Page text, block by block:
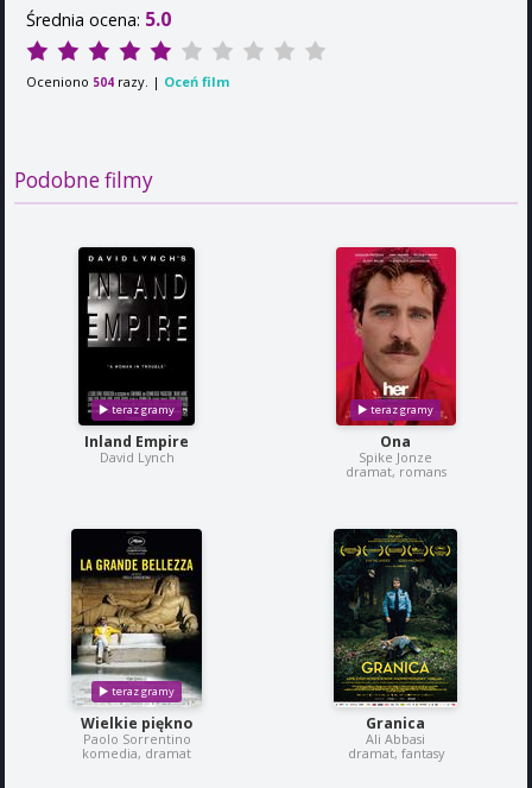
Średnia ocena: 5.0
Oceniono 504 razy. | Oceń film
Podobne filmy
Inland Empire
David Lynch
Ona
Spike Jonze
dramat, romans
Wielkie piękno
Paolo Sorrentino
komedia, dramat
Granica
Ali Abbasi
dramat, fantasy